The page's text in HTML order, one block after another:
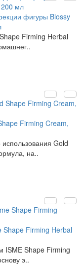
фигуры Blossy
Firming Herbal
Firming Cream,
Gold
на..
Firming Herbal
ISME Shape Firming
э..